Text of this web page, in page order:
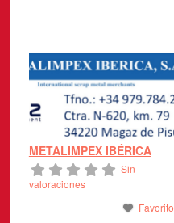
METALIMPEX IBÉRICA
Sin
valoraciones
Favorito